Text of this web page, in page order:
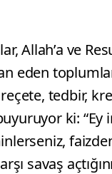
Allah’a ve
eden
tedbir,
ki: “Ey
savaş